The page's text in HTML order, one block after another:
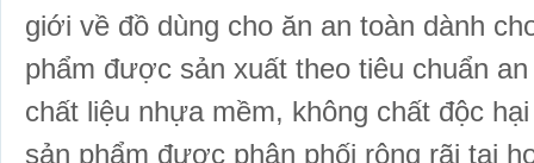
giới về đồ dùng cho ăn an toàn dành
phẩm được sản xuất theo tiêu chuẩn
chất liệu nhựa mềm, không chất độc
sản phẩm được phân phối rộng rãi tại